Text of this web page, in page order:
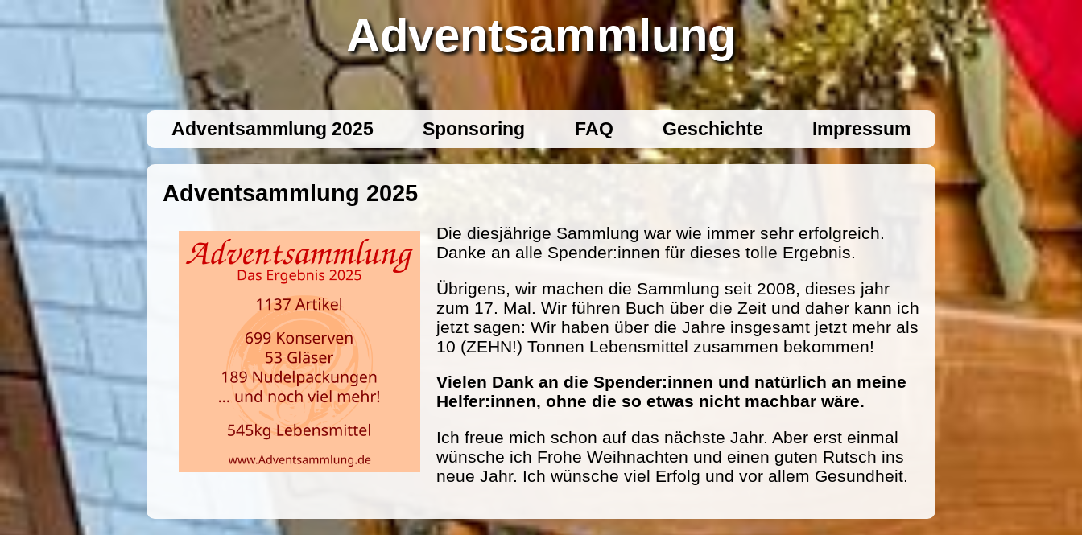
Adventsammlung
Adventsammlung 2025 Sponsoring FAQ Geschichte Impressum
Adventsammlung 2025
Die diesjährige Sammlung war wie immer sehr erfolgreich.
Danke an alle Spender:innen für dieses tolle Ergebnis.
Übrigens, wir machen die Sammlung seit 2008, dieses jahr
zum 17. Mal. Wir führen Buch über die Zeit und daher kann ich
jetzt sagen: Wir haben über die Jahre insgesamt jetzt mehr als
10 (ZEHN!) Tonnen Lebensmittel zusammen bekommen!
Vielen Dank an die Spender:innen und natürlich an meine
Helfer:innen, ohne die so etwas nicht machbar wäre.
Ich freue mich schon auf das nächste Jahr. Aber erst einmal
wünsche ich Frohe Weihnachten und einen guten Rutsch ins
neue Jahr. Ich wünsche viel Erfolg und vor allem Gesundheit.